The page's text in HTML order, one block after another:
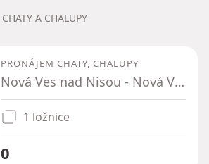
CHATY A CHALUPY
PRONÁJEM CHATY, CHALUPY
Nová Ves nad Nisou - Nová Ves nad Nisou, Liberecký kraj
1 ložnice
0